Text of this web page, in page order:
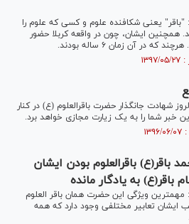
یعنی شکافنده علوم و کسی که علوم را
ایشان، چون در واقعه کربلا حضور
در آن زمان ۶ ساله بودند.
شهادت جانگذار حضرت باقرالعلوم (ع) در کنار
خبر شما را به یک زیارت مجازی خواهد برد.
باقر(ع) باقرالعلوم بودن ایشان
ویژگی این حضرت همان باقر العلوم
تعابیر مختلفی وجود دارد که همه